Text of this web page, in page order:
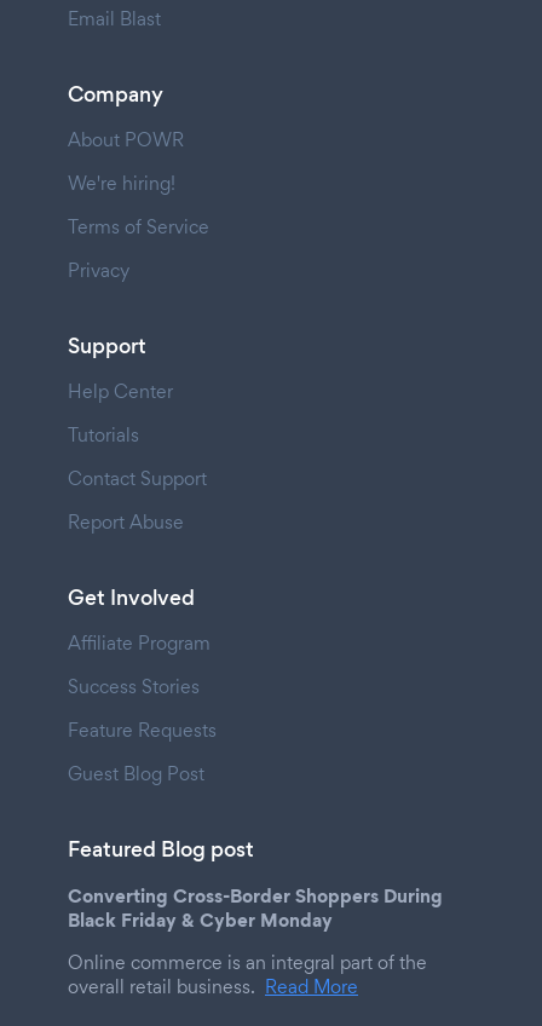
Email Blast
Company
About POWR
We're hiring!
Terms of Service
Privacy
Support
Help Center
Tutorials
Contact Support
Report Abuse
Get Involved
Affiliate Program
Success Stories
Feature Requests
Guest Blog Post
Featured Blog post
Converting Cross-Border Shoppers During
Black Friday & Cyber Monday
Online commerce is an integral part of the
overall retail business. Read More